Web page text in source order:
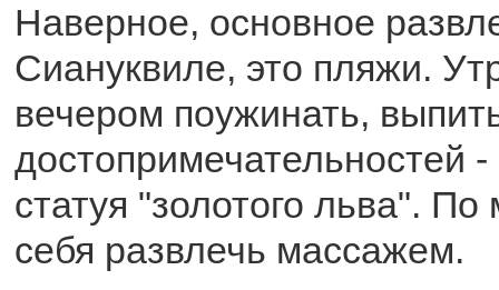
Наверное, основное
Сиануквиле, это пляжи.
вечером поужинать,
достопримечательностей
статуя "золотого льва".
себя развлечь массажем.